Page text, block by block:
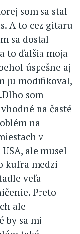
som sa stal
A to cez gitaru
sa dostal
to ďalšia moja
úspešne aj
ju modifikoval,
som
na časté
na
v
ale musel
kufra medzi
veľa
Preto
ale
by sa mi